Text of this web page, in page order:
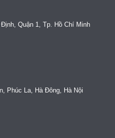
Quận 1, Tp. Hồ Chí Minh
Phúc La, Hà Đông, Hà Nội